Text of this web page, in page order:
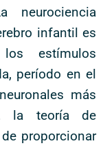
neurociencia
infantil es
los estímulos
período en el
más
la teoría de
proporcionar